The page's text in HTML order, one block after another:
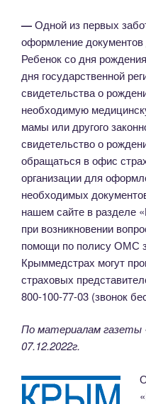
—Одной из первых
оформление документов
Ребенок со дня
дня государственной
свидетельства о
необходимую
мамы или другого
свидетельство о
обращаться в офис
организации для
необходимых
нашем сайте в разделе
при возникновении
помощи по полису ОМС
Крыммедстрах могут
страховых
800-100-77-03 (звонок
По материалам газеты
07.12.2022г.